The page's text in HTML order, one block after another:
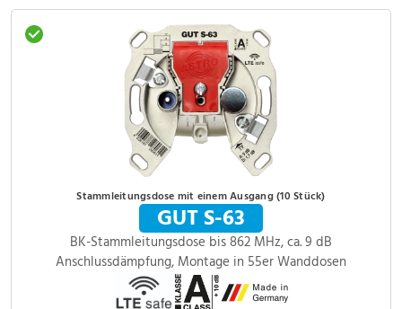
Stammleitungsdose mit einem Ausgang (10 Stück)
GUT S-63
BK-Stammleitungsdose bis 862 MHz, ca. 9 dB
Anschlussdämpfung, Montage in 55er Wanddosen